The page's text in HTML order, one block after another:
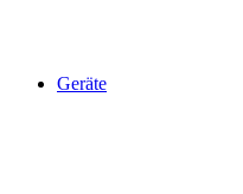
Geräte